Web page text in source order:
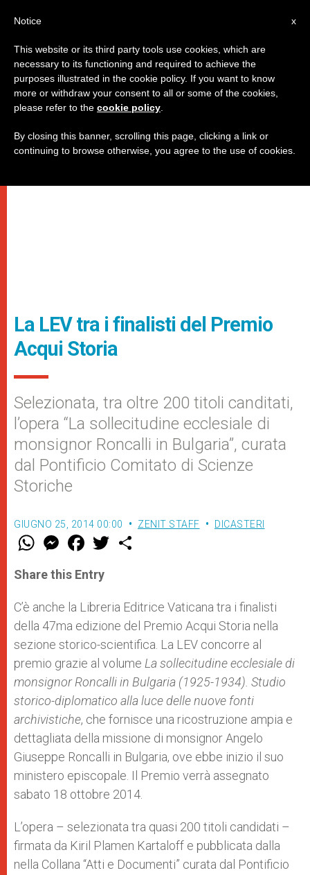
La LEV tra i finalisti del Premio
Acqui Storia
Selezionata, tra oltre 200 titoli canditati,
l’opera “La sollecitudine ecclesiale di
monsignor Roncalli in Bulgaria”, curata
dal Pontificio Comitato di Scienze
Storiche
GIUGNO 25, 2014 00:00 ZENIT STAFF DICASTERI
W
t
s
p
p
M
e
s
e
g
e
r
F
a
e
b
o
k
w
r
Share this Entry
C’è anche la Libreria Editrice Vaticana tra i finalisti
della 47ma edizione del Premio Acqui Storia nella
sezione storico-scientifica. La LEV concorre al
premio grazie al volume La sollecitudine ecclesiale di
monsignor Roncalli in Bulgaria (1925-1934). Studio
storico-diplomatico alla luce delle nuove fonti
archivistiche, che fornisce una ricostruzione ampia e
dettagliata della missione di monsignor Angelo
Giuseppe Roncalli in Bulgaria, ove ebbe inizio il suo
ministero episcopale. Il Premio verrà assegnato
sabato 18 ottobre 2014.
L’opera – selezionata tra quasi 200 titoli candidati –
firmata da Kiril Plamen Kartaloff e pubblicata dalla
nella Collana “Atti e Documenti” curata dal Pontificio
x
Notice
This website or its third party tools use cookies, which are
necessary to its functioning and required to achieve the
purposes illustrated in the cookie policy. If you want to know
more or withdraw your consent to all or some of the cookies,
please refer to the cookie policy
By closing this banner, scrolling this page, clicking a link or
continuing to browse otherwise, you agree to the use of cookies.